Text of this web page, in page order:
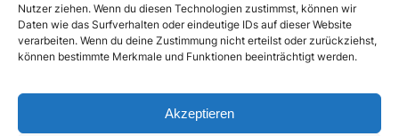
Nutzer ziehen. Wenn du diesen Technologien zustimmst, können wir
Daten wie das Surfverhalten oder eindeutige IDs auf dieser Website
verarbeiten. Wenn du deine Zustimmung nicht erteilst oder zurückziehst,
können bestimmte Merkmale und Funktionen beeinträchtigt werden.
Akzeptieren